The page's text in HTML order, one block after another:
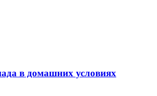
в домашних условиях